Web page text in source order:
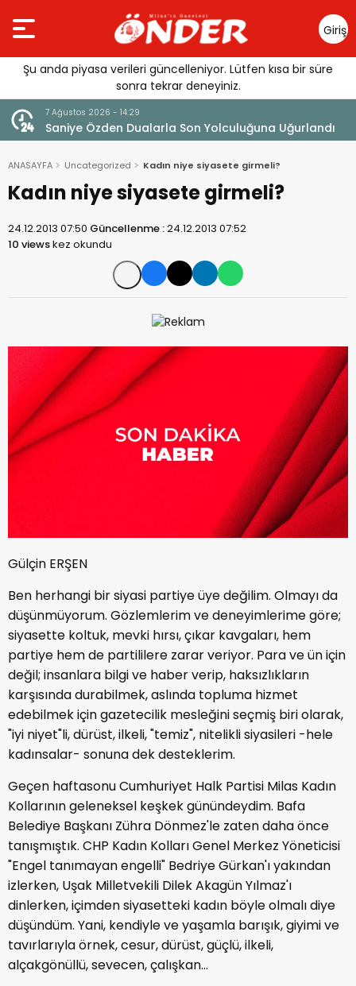
Giriş
Yap
Şu anda piyasa verileri güncelleniyor. Lütfen kısa bir süre
sonra tekrar deneyiniz.
7 Ağustos 2026 - 14:29
Saniye Özden Dualarla Son Yolculuğuna Uğurlandı
ANASAYFA Uncategorized Kadın niye siyasete girmeli?
Kadın niye siyasete girmeli?
24.12.2013 07:50 Güncellenme :24.12.2013 07:52
10 viewskez okundu
Gülçin ERŞEN
Ben herhangi bir siyasi partiye üye değilim. Olmayı da
düşünmüyorum. Gözlemlerim ve deneyimlerime göre;
siyasette koltuk, mevki hırsı, çıkar kavgaları, hem
partiye hem de partililere zarar veriyor. Para ve ün için
değil; insanlara bilgi ve haber verip, haksızlıkların
karşısında durabilmek, aslında topluma hizmet
edebilmek için gazetecilik mesleğini seçmiş biri olarak,
"iyi niyet"li, dürüst, ilkeli, "temiz", nitelikli siyasileri -hele
kadınsalar- sonuna dek desteklerim.
Geçen haftasonu Cumhuriyet Halk Partisi Milas Kadın
Kollarının geleneksel keşkek günündeydim. Bafa
Belediye Başkanı Zühra Dönmez'le zaten daha önce
tanışmıştık. CHP Kadın Kolları Genel Merkez Yöneticisi
"Engel tanımayan engelli" Bedriye Gürkan'ı yakından
izlerken, Uşak Milletvekili Dilek Akagün Yılmaz'ı
dinlerken, içimden siyasetteki kadın böyle olmalı diye
düşündüm. Yani, kendiyle ve yaşamla barışık, giyimi ve
tavırlarıyla örnek, cesur, dürüst, güçlü, ilkeli,
alçakgönüllü, sevecen, çalışkan...